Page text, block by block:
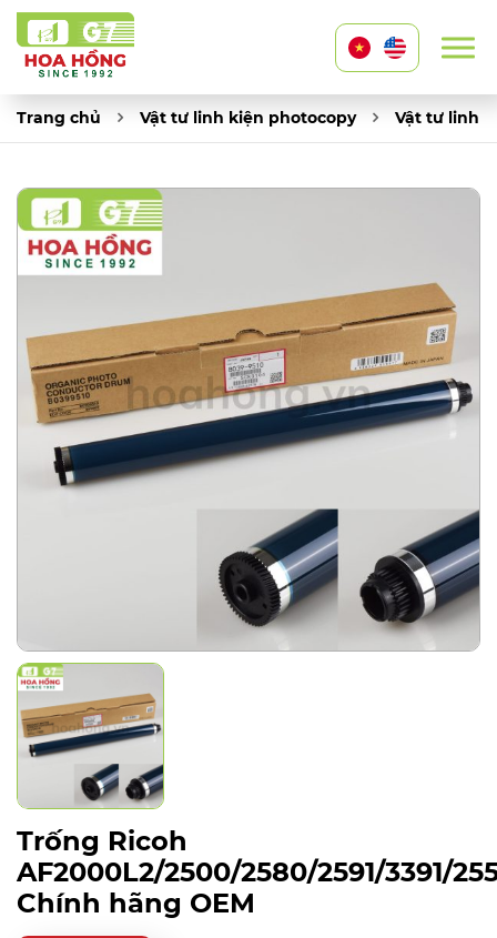
Trang chủ Vật tư linh kiện photocopy Vật tư linh
Trống Ricoh
AF2000L2/2500/2580/2591/3391/
Chính hãng OEM